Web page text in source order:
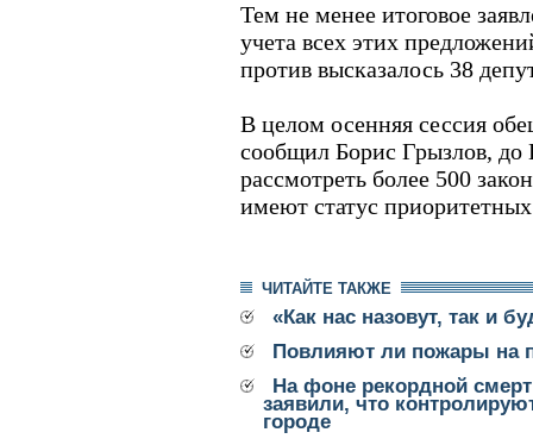
Тем не менее итоговое
учета всех этих
против высказалось 38
В целом осенняя сессия
сообщил Борис Грызлов, до
рассмотреть более 500
имеют статус
ЧИТАЙТЕ ТАКЖЕ
«Как нас назовут, так и
Повлияют ли пожары на
На фоне рекордной
заявили, что
городе